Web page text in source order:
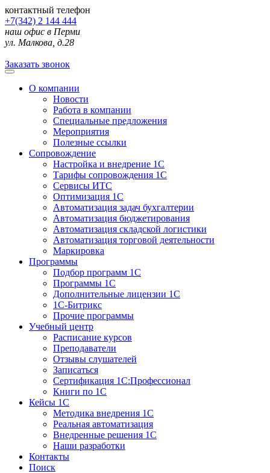
контактный телефон
+7(342) 2 144 444
наш офис в Перми
ул. Малкова, д.28
Заказать звонок
О компании
Новости
Работа в компании
Специальные предложения
Мероприятия
Полезные ссылки
Сопровождение
Настройка и внедрение 1С
Тарифы сопровождения 1С
Сервисы ИТС
Оптимизация 1С
Автоматизация задач бухгалтерии
Автоматизация бюджетирования
Автоматизация складской логистики
Автоматизация торговой деятельности
Маркировка
Программы
Подбор программ 1С
Программы 1С
Дополнительные лицензии 1С
1С-Битрикс
Прочие программы
Учебный центр
Расписание курсов
Преподаватели
Отзывы слушателей
Записаться
Сертификация 1С:Профессионал
Книги по 1С
Кейсы 1С
Методика внедрения 1С
Реальная автоматизация
Внедренные решения 1С
Наши разработки
Контакты
Поиск